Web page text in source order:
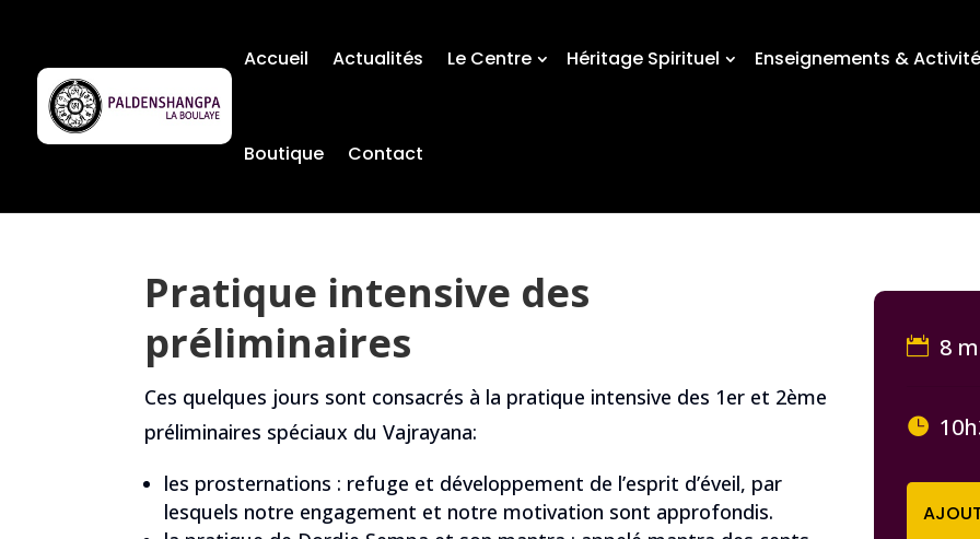
Accueil Actualités Le Centre Héritage Spirituel Enseignements &
Boutique Contact
Pratique intensive des
préliminaires
Ces quelques jours sont consacrés à la pratique intensive des 1er et 2ème
préliminaires spéciaux du Vajrayana:
les prosternations : refuge et développement de l’esprit d’éveil, par
lesquels notre engagement et notre motivation sont approfondis.
8